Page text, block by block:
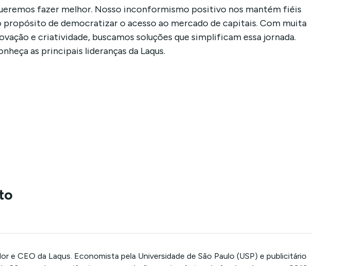
fazer melhor. Nosso inconformismo positivo nos mantém fiéis
propósito de democratizar o acesso ao mercado de capitais. Com muita
e criatividade, buscamos soluções que simplificam essa jornada.
as principais lideranças da Laqus.
e CEO da Laqus. Economista pela Universidade de São Paulo (USP) e publicitário